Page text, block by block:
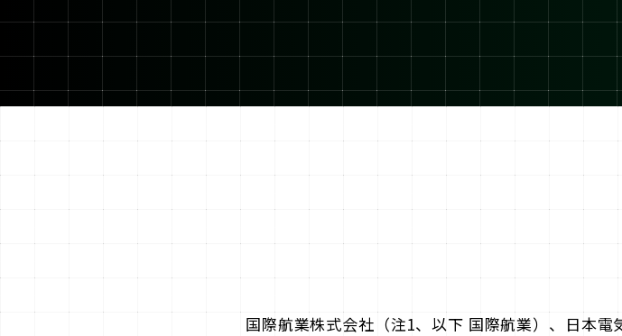
国際航業株式会社（注1、以下 国際航業）、日本